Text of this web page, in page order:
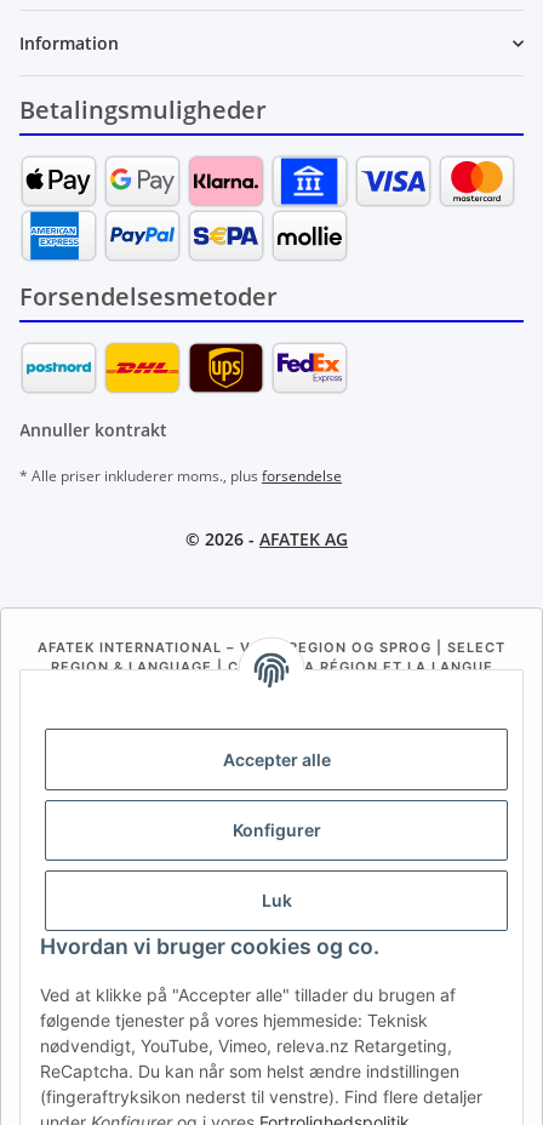
Accepter alle
Konfigurer
Luk
Hvordan vi bruger cookies og co.
Ved at klikke på "Accepter alle" tillader du brugen af
følgende tjenester på vores hjemmeside: Teknisk
nødvendigt, YouTube, Vimeo, releva.nz Retargeting,
ReCaptcha. Du kan når som helst ændre indstillingen
(fingeraftryksikon nederst til venstre). Find flere detaljer
Information
Betalingsmuligheder
Forsendelsesmetoder
Annuller kontrakt
* Alle priser inkluderer moms., plus forsendelse
© 2026 - AFATEK AG
AFATEK INTERNATIONAL – VÆLG REGION OG SPROG | SELECT
REGION & LANGUAGE | CHOISIR LA RÉGION ET LA LANGUE
BE (NL) BE (FR)
FR IT ES DK PL
USA
RO HR
AFATEK Danmark| Din specialist i reservedele til trailere
Teknisk rådgivning: moc.ketafa@ofni| Moms-ID (DE):
DE354251646
Tilbud til erhvervskunder: Intracommunautære køb (momsfrit